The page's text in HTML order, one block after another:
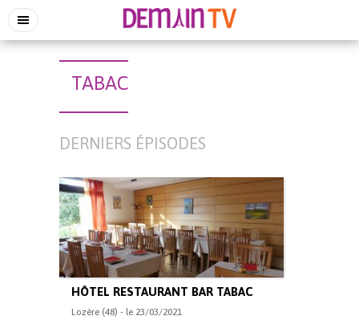
TABAC
DERNIERS ÉPISODES
HÔTEL RESTAURANT BAR TABAC
Lozère (48) - le 23/03/2021